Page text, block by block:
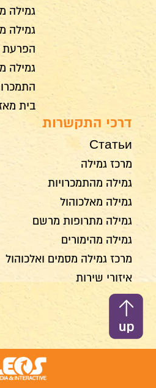
גמילה
גמילה
הפרעת
גמילה
בית
דרכי התקשרות
Статьи
מרכז גמילה
גמילה מהתמכרויות
גמילה מאלכוהול
גמילה מתרופות מרשם
גמילה מהימורים
מרכז גמילה מסמים ואלכוהול
איזורי שירות